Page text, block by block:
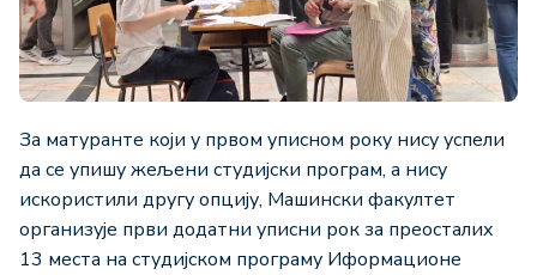
За матуранте који у првом уписном року нису успели
да се упишу жељени студијски програм, а нису
искористили другу опцију, Машински факултет
организује први додатни уписни рок за преосталих
13 места на студијском програму Иформационе